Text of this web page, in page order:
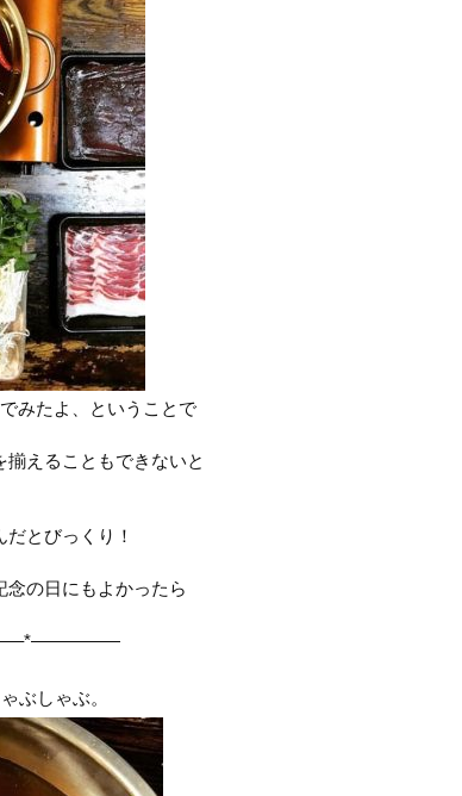
みたよ、ということで
えることもできないと
とびっくり！
の日にもよかったら
ぶしゃぶ。